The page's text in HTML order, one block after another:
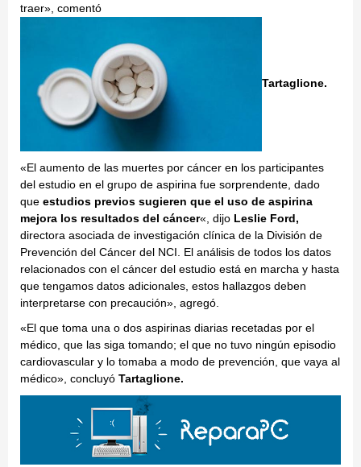
traer», comentó
Tartaglione.
«El aumento de las muertes por cáncer en los participantes
del estudio en el grupo de aspirina fue sorprendente, dado
que estudios previos sugieren que el uso de aspirina
mejora los resultados del cáncer«, dijo Leslie Ford,
directora asociada de investigación clínica de la División de
Prevención del Cáncer del NCI. El análisis de todos los datos
relacionados con el cáncer del estudio está en marcha y hasta
que tengamos datos adicionales, estos hallazgos deben
interpretarse con precaución», agregó.
«El que toma una o dos aspirinas diarias recetadas por el
médico, que las siga tomando; el que no tuvo ningún episodio
cardiovascular y lo tomaba a modo de prevención, que vaya al
médico», concluyó Tartaglione.